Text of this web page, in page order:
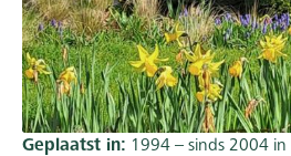
Geplaatst in: 1994 – sinds 2004 in